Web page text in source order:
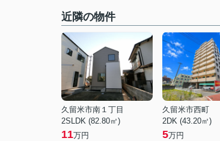
近隣の物件
久留米市南１丁目
2SLDK (82.80㎡)
11万円
久留米市西町
2DK (43.20㎡)
5万円